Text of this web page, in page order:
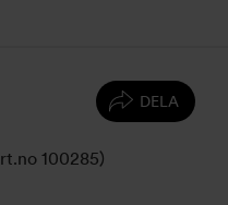
DELA
100285)